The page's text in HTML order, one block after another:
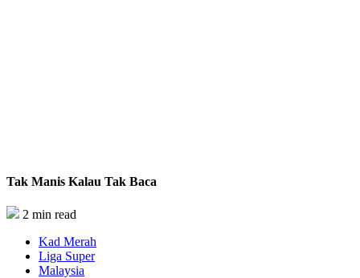
Tak Manis Kalau Tak Baca
2 min read
Kad Merah
Liga Super
Malaysia